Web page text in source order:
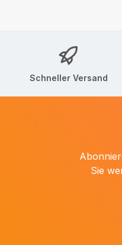
Schneller Versand
Sie